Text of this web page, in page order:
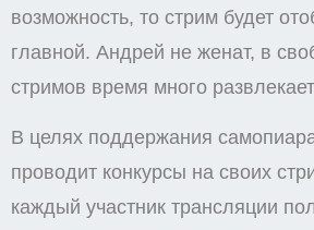
возможность, то стрим будет
главной. Андрей не женат, в
стримов время много
В целях поддержания
проводит конкурсы на своих
каждый участник трансляции